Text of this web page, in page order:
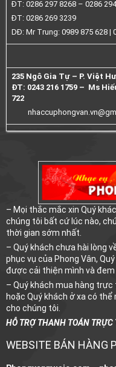
ĐT: 0286 297 8268 – 0286
ĐT: 0286 269 3239
DĐ: Mr Trung: 0989 875 628 |
235 Ngô Gia Tự – P. Việt
ĐT: 0243 216 1759 – Ms
722
– Mọi thắc mắc xin Quý
chúng tôi bất cứ lúc nào,
thời gian sớm nhất.
– Quý khách chưa hài lòng
phục vụ của Phong Vân,
được cải thiện mình và đem
– Quý khách mua hàng
hoặc Quý khách ở xa có
cho chúng tôi.
HỖ TRỢ THANH TOÁN
WEBSITE BÁN HÀNG